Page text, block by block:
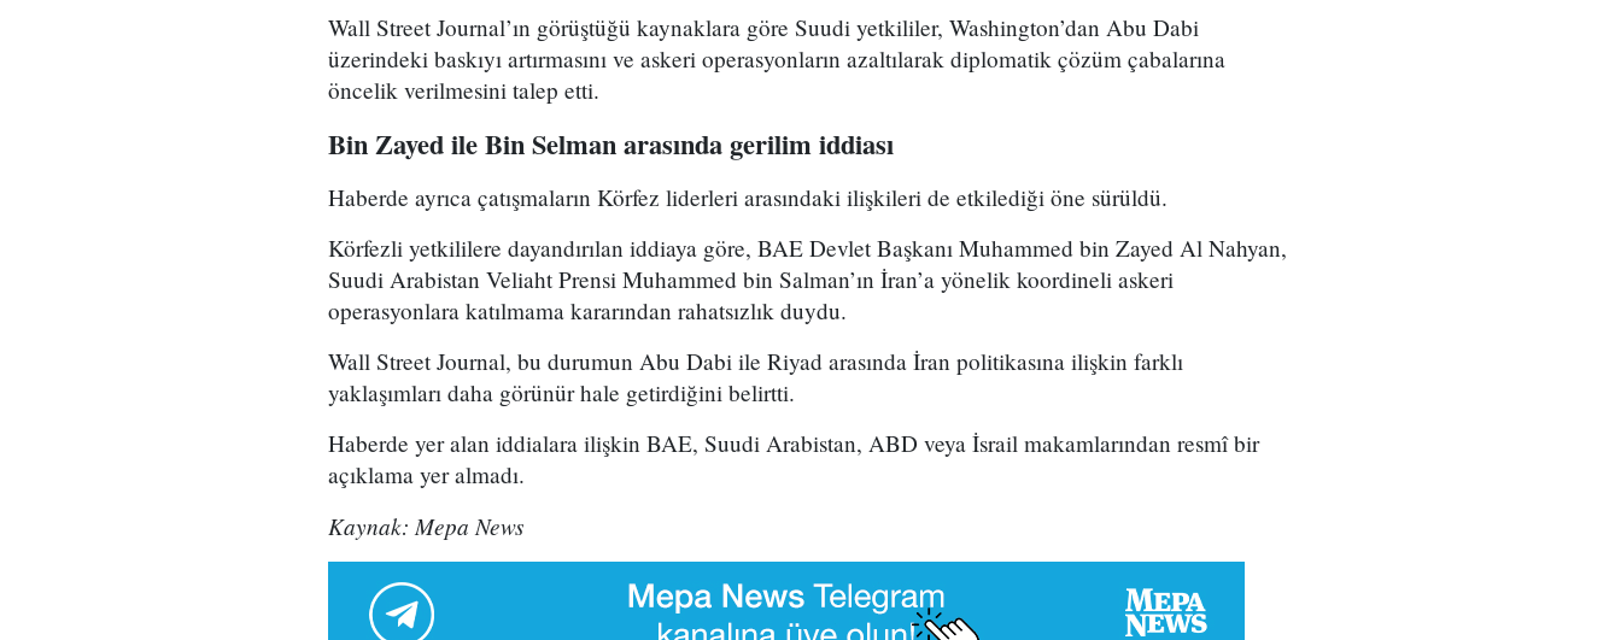
Wall Street Journal’ın görüştüğü kaynaklara göre Suudi yetkililer, Washington’dan Abu Dabi
üzerindeki baskıyı artırmasını ve askeri operasyonların azaltılarak diplomatik çözüm çabalarına
öncelik verilmesini talep etti.
Bin Zayed ile Bin Selman arasında gerilim iddiası
Haberde ayrıca çatışmaların Körfez liderleri arasındaki ilişkileri de etkilediği öne sürüldü.
Körfezli yetkililere dayandırılan iddiaya göre, BAE Devlet Başkanı Muhammed bin Zayed Al Nahyan,
Suudi Arabistan Veliaht Prensi Muhammed bin Salman’ın İran’a yönelik koordineli askeri
operasyonlara katılmama kararından rahatsızlık duydu.
Wall Street Journal, bu durumun Abu Dabi ile Riyad arasında İran politikasına ilişkin farklı
yaklaşımları daha görünür hale getirdiğini belirtti.
Haberde yer alan iddialara ilişkin BAE, Suudi Arabistan, ABD veya İsrail makamlarından resmî bir
açıklama yer almadı.
Kaynak: Mepa News